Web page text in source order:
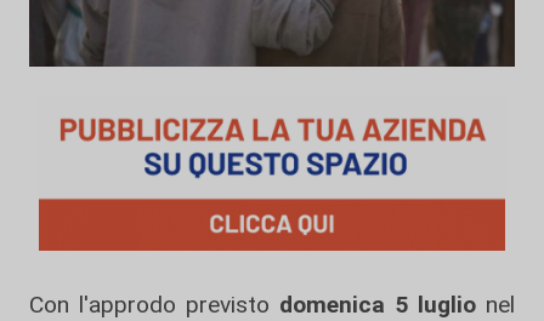
Con l'approdo previsto domenica 5 luglio nel